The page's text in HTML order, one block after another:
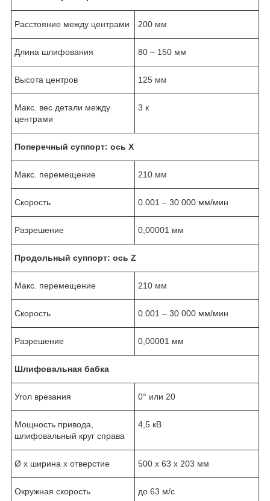
Расстояние между центрами 200 мм
Длина шлифования 80 – 150 мм
Высота центров 125 мм
Макс. вес детали между
центрами
3 к
Поперечный суппорт: ось Х
Макс. перемещение 210 мм
Скорость 0.001 – 30 000 мм/мин
Разрешение 0,00001 мм
Продольный суппорт: ось Z
Макс. перемещение 210 мм
Скорость 0.001 – 30 000 мм/мин
Разрешение 0,00001 мм
Шлифовальная бабка
Угол врезания 0° или 20
Мощность привода,
шлифовальный круг справа
4,5 кВ
Ø х ширина х отверстие 500 x 63 x 203 мм
Окружная скорость до 63 м/с